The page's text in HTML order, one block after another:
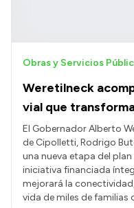
Weretilneck
vial que
Obras y Servicios
El Gobernador Alberto
de Cipolletti, Rodrigo
una nueva etapa del
iniciativa financiada
mejorará la
vida de miles de familias